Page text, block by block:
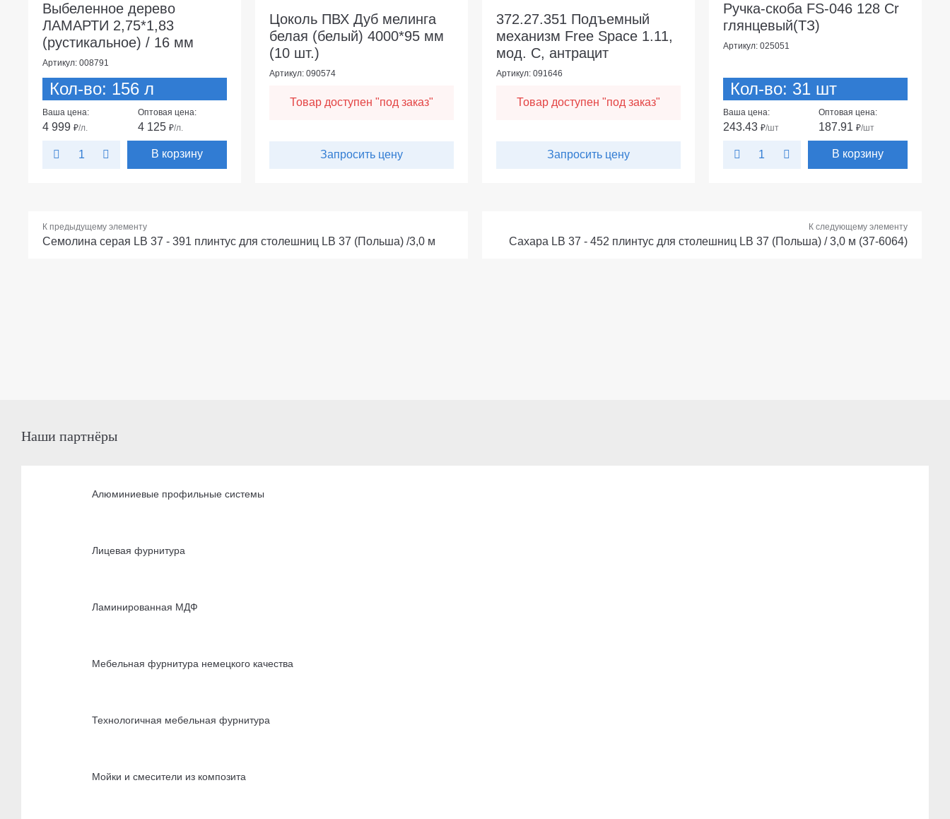
Выбеленное дерево
ЛАМАРТИ 2,75*1,83
(рустикальное) / 16 мм
Артикул: 008791
Кол-во: 156 л
Ваша цена:
4 999 ₽/л.
Оптовая цена:
4 125₽/л.
В корзину
Цоколь ПВХ Дуб мелинга
белая (белый) 4000*95 мм
(10 шт.)
Артикул: 090574
Товар доступен "под заказ"
Запросить цену
372.27.351 Подъемный
механизм Free Space 1.11,
мод. C, антрацит
Артикул: 091646
Товар доступен "под заказ"
Запросить цену
Ручка-скоба FS-046 128 Cr
глянцевый(ТЗ)
Артикул: 025051
Кол-во: 31 шт
Ваша цена:
243.43 ₽/шт
Оптовая цена:
187.91₽/шт
В корзину
К предыдущему элементу
Семолина серая LB 37 - 391 плинтус для столешниц LB 37 (Польша) /3,0 м
К следующему элементу
Сахара LB 37 - 452 плинтус для столешниц LB 37 (Польша) / 3,0 м (37-6064)
Наши партнёры
Алюминиевые профильные системы
Лицевая фурнитура
Ламинированная МДФ
Мебельная фурнитура немецкого качества
Технологичная мебельная фурнитура
Мойки и смесители из композита